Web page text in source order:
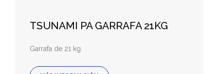
TSUNAMI PA GARRAFA 21KG
Garrafa de 21 kg.